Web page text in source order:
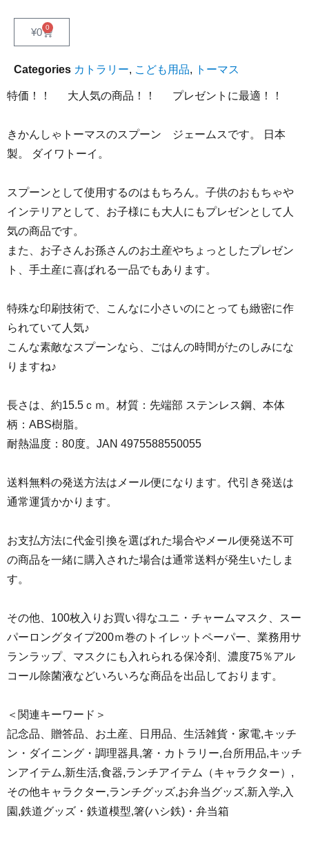
¥0 0
Categories カトラリー, こども用品, トーマス
特価！！ 大人気の商品！！ プレゼントに最適！！
きかんしゃトーマスのスプーン ジェームスです。 日本
製。 ダイワトーイ。
スプーンとして使用するのはもちろん。子供のおもちゃや
インテリアとして、お子様にも大人にもプレゼンとして人
気の商品です。
また、お子さんお孫さんのお土産やちょっとしたプレゼン
ト、手土産に喜ばれる一品でもあります。
特殊な印刷技術で、こんなに小さいのにとっても緻密に作
られていて人気♪
こんな素敵なスプーンなら、ごはんの時間がたのしみにな
りますね♪
長さは、約15.5ｃｍ。材質：先端部 ステンレス鋼、本体
柄：ABS樹脂。
耐熱温度：80度。JAN 4975588550055
送料無料の発送方法はメール便になります。代引き発送は
通常運賃かかります。
お支払方法に代金引換を選ばれた場合やメール便発送不可
の商品を一緒に購入された場合は通常送料が発生いたしま
す。
その他、100枚入りお買い得なユニ・チャームマスク、スー
パーロングタイプ200ｍ巻のトイレットペーパー、業務用サ
ランラップ、マスクにも入れられる保冷剤、濃度75％アル
コール除菌液などいろいろな商品を出品しております。
＜関連キーワード＞
記念品、贈答品、お土産、日用品、生活雑貨・家電,キッチ
ン・ダイニング・調理器具,箸・カトラリー,台所用品,キッチ
ンアイテム,新生活,食器,ランチアイテム（キャラクター）,
その他キャラクター,ランチグッズ,お弁当グッズ,新入学,入
園,鉄道グッズ・鉄道模型,箸(ハシ鉄)・弁当箱